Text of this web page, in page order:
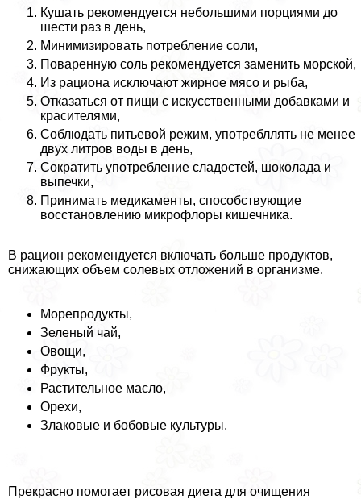
Кушать рекомендуется небольшими порциями до
шести раз в день,
Минимизировать потрeбление соли,
Поваренную соль рекомендуется заменить морской,
Из рациона исключают жирное мясо и рыба,
Отказаться от пищи с искусственными добавками и
красителями,
Соблюдать питьевой режим, употрeбллять не менее
двух литров воды в день,
Сократить употрeбление сладостей, шоколада и
выпечки,
Принимать медикаменты, способствующие
восстановлению микрофлоры кишечника.
В рацион рекомендуется включать больше продуктов,
снижающих объем солевых отложений в организме.
Морепродукты,
Зеленый чай,
Овощи,
Фрукты,
Растительное масло,
Орехи,
Злаковые и бобовые культуры.
Прекрасно помогает рисовая диета для очищения